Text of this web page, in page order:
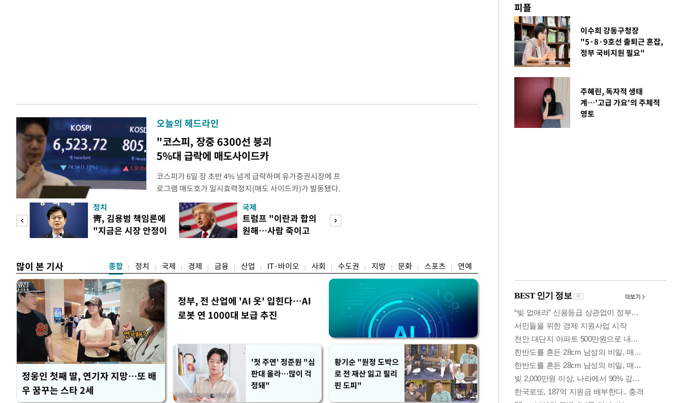
오늘의 헤드라인
"코스피, 장중 6300선 붕괴
5%대 급락에 매도사이드카
코스피가 6일 장 초반 4% 넘게 급락하며 유가증권시장에 프
로그램 매도호가 일시효력정지(매도 사이드카)가 발동됐다.
한국거래소는 이날 오전 10시18분께 매도 사이드카를 발동
했다고 밝혔다. 발동 당시 코스피200선물지수는 전일 종가
대비 5.12% 급락한 987.24였다. 코스피 매도 사이드카는 코
스피200을 기초자산으로 하는 선물 최근월물 가격
정치
靑, 김용범 책임론에
"지금은 시장 안정이
국제
트럼프 "이란과 합의
원해…사람 죽이고
많이 본 기사 종합 정치 국제 경제 금융 산업 IT·바이오 사회 수도권 지방 문화 스포츠 연예
정웅인 첫째 딸, 연기자 지망…또 배
우 꿈꾸는 스타 2세
정부, 전 산업에 'AI 옷' 입힌다…AI
로봇 연 1000대 보급 추진
'첫 주연' 정준원 "심
판대 올라…많이 걱
정돼"
황기순 "원정 도박으
로 전 재산 잃고 필리
핀 도피"
피플
이수희 강동구청장
"5·8·9호선 출퇴근 혼잡,
정부 국비지원 필요"
주혜린, 독자적 생태
계…'고급 가요'의 주체적
영토